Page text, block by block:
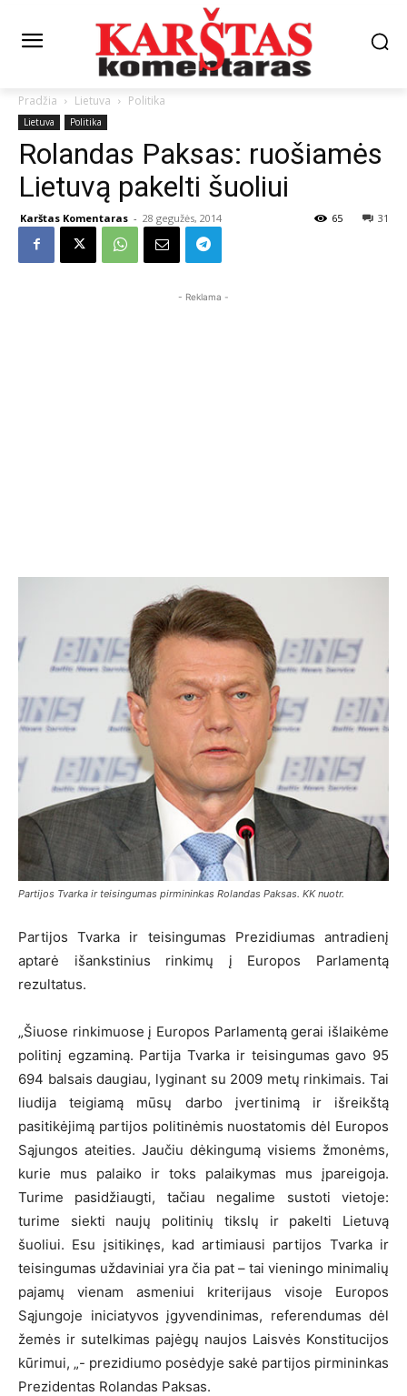
Pradžia Lietuva Politika
Lietuva Politika
Rolandas Paksas: ruošiamės
Lietuvą pakelti šuoliui
Karštas Komentaras - 28 gegužės, 2014 31
65
- Reklama -
Partijos Tvarka ir teisingumas pirmininkas Rolandas Paksas. KK nuotr.
Partijos Tvarka ir teisingumas Prezidiumas antradienį
aptarė išankstinius rinkimų į Europos Parlamentą
rezultatus.
„Šiuose rinkimuose į Europos Parlamentą gerai išlaikėme
politinį egzaminą. Partija Tvarka ir teisingumas gavo 95
694 balsais daugiau, lyginant su 2009 metų rinkimais. Tai
liudija teigiamą mūsų darbo įvertinimą ir išreikštą
pasitikėjimą partijos politinėmis nuostatomis dėl Europos
Sąjungos ateities. Jaučiu dėkingumą visiems žmonėms,
kurie mus palaiko ir toks palaikymas mus įpareigoja.
Turime pasidžiaugti, tačiau negalime sustoti vietoje:
turime siekti naujų politinių tikslų ir pakelti Lietuvą
šuoliui. Esu įsitikinęs, kad artimiausi partijos Tvarka ir
teisingumas uždaviniai yra čia pat – tai vieningo minimalių
pajamų vienam asmeniui kriterijaus visoje Europos
Sąjungoje iniciatyvos įgyvendinimas, referendumas dėl
žemės ir sutelkimas pajėgų naujos Laisvės Konstitucijos
kūrimui, „- prezidiumo posėdyje sakė partijos pirmininkas
Prezidentas Rolandas Paksas.